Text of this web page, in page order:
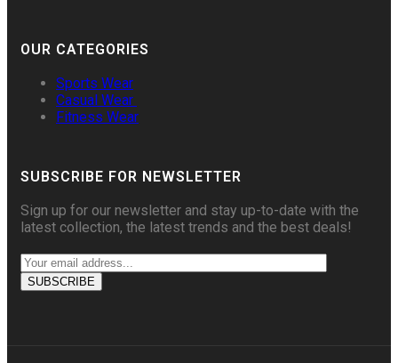
OUR CATEGORIES
Sports Wear
Casual Wear
Fitness Wear
SUBSCRIBE FOR NEWSLETTER
Sign up for our newsletter and stay up-to-date with the
latest collection, the latest trends and the best deals!